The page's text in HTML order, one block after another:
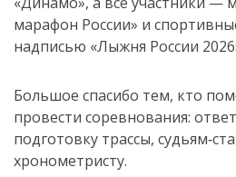
марафон России» и
надписью «Лыжня России
Большое спасибо тем, кто
провести соревнования:
подготовку трассы,
хронометристу.